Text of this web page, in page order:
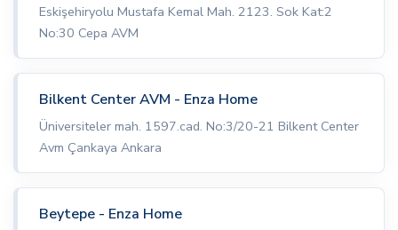
Eskişehiryolu Mustafa Kemal Mah. 2123. Sok Kat:2
No:30 Cepa AVM
Bilkent Center AVM - Enza Home
Üniversiteler mah. 1597.cad. No:3/20-21 Bilkent Center
Avm Çankaya Ankara
Beytepe - Enza Home